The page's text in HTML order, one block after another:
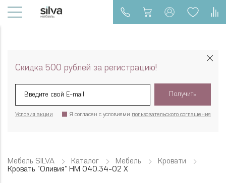
Скидка 500 рублей за регистрацию!
Получить
Я согласен с условиями пользовательского соглашения
Условия акции
Мебель SILVA Каталог Мебель
Кровати
Кровать "Оливия" НМ 040.34-02 Х